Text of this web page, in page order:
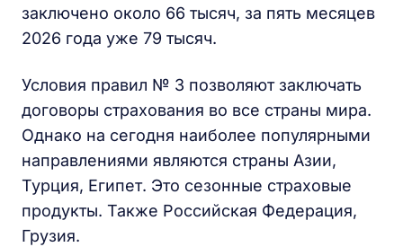
заключено около 66 тысяч, за пять месяцев
2026 года уже 79 тысяч.
Условия правил № 3 позволяют заключать
договоры страхования во все страны мира.
Однако на сегодня наиболее популярными
направлениями являются страны Азии,
Турция, Египет. Это сезонные страховые
продукты. Также Российская Федерация,
Грузия.